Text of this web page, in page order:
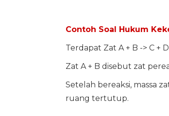
Contoh Soal Hukum
Terdapat Zat A + B -> C + D
Zat A + B disebut zat
Setelah bereaksi, massa
ruang tertutup.